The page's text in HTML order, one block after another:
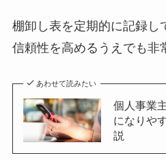
棚卸し表を定期的に記録し
信頼性を高めるうえでも非
あわせて読みたい
個人事業
になりや
説